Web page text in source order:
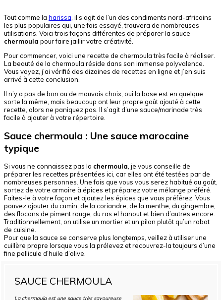
Tout comme la harissa , il s’agit de l’un des condiments nord-africains
les plus populaires qui, une fois essayé, trouvera de nombreuses
utilisations. Voici trois façons différentes de préparer la sauce
chermoula pour faire jaillir votre créativité.
Pour commencer, voici une recette de chermoula très facile à réaliser.
La beauté de la chermoula réside dans son immense polyvalence.
Vous voyez, j’ai vérifié des dizaines de recettes en ligne et j’en suis
arrivé à cette conclusion.
Il n’y a pas de bon ou de mauvais choix, oui la base est en quelque
sorte la même, mais beaucoup ont leur propre goût ajouté à cette
recette, alors ne paniquez pas. Il s’agit d’une sauce/marinade très
facile à ajouter à votre répertoire.
Sauce chermoula : Une sauce marocaine
typique
Si vous ne connaissez pas la chermoula, je vous conseille de
préparer les recettes présentées ici, car elles ont été testées par de
nombreuses personnes. Une fois que vous vous serez habitué au goût,
sortez de votre armoire à épices et préparez votre mélange préféré.
Faites-le à votre façon et ajoutez les épices que vous préférez. Vous
pouvez ajouter du cumin, de la coriandre, de la menthe, du gingembre,
des flocons de piment rouge, du ras el hanout et bien d’autres encore.
Traditionnellement, on utilise un mortier et un pilon plutôt qu’un robot
de cuisine.
Pour que la sauce se conserve plus longtemps, veillez à utiliser une
cuillère propre lorsque vous la prélevez et recouvrez-la toujours d’une
fine pellicule d’huile d’olive.
SAUCE CHERMOULA
La chermoula est une sauce très savoureuse